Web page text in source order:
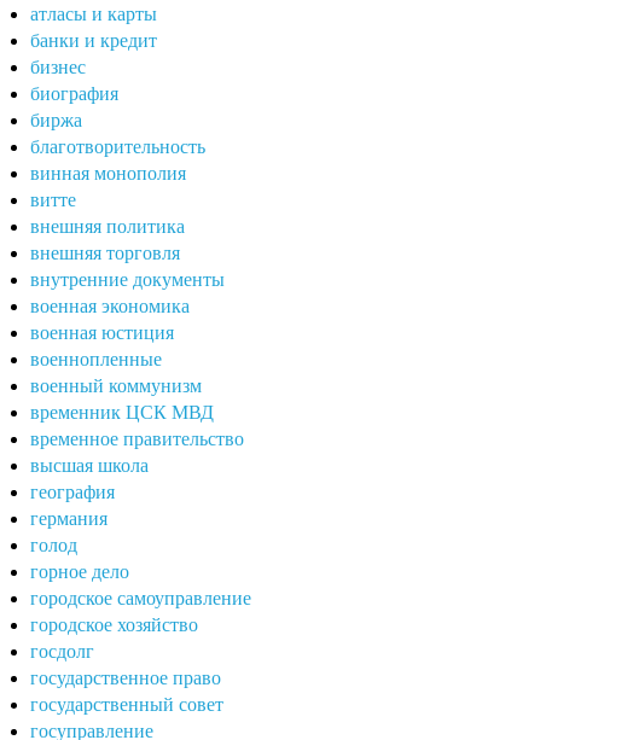
атласы и карты
банки и кредит
бизнес
биография
биржа
благотворительность
винная монополия
витте
внешняя политика
внешняя торговля
внутренние документы
военная экономика
военная юстиция
военнопленные
военный коммунизм
временник ЦСК МВД
временное правительство
высшая школа
география
германия
голод
горное дело
городское самоуправление
городское хозяйство
госдолг
государственное право
государственный совет
госуправление